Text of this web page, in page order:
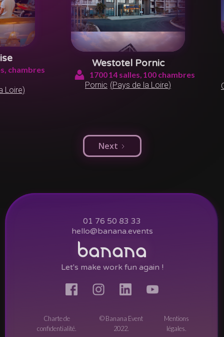
chambres
Loire)
Westotel Pornic
170014 salles, 100 chambres
Pornic (Pays de la Loire)
Next
01 76 50 83 33
hello@banana.events
Let's make work fun again !
Charte de
confidentialité.
© Banana Event
2022.
Mentions
légales.